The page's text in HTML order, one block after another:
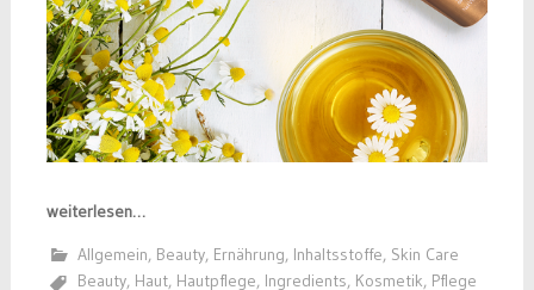
weiterlesen…
Allgemein, Beauty, Ernährung, Inhaltsstoffe, Skin Care
Beauty, Haut, Hautpflege, Ingredients, Kosmetik, Pflege